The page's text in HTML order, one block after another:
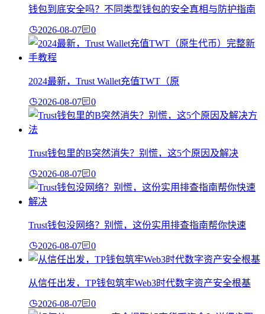
钱包到底安全吗？不同类型钱包的安全真相与防护指南
2026-08-07 0
2024最新，Trust Wallet充值TWT（原
2026-08-07 0
Trust钱包里的B突然消失？别慌，这5个原因及解决
2026-08-07 0
Trust钱包没网络？别慌，这份实用排查指南帮你快速
2026-08-07 0
从信任出发，TP钱包筑牢Web3时代数字资产安全根基
2026-08-07 0